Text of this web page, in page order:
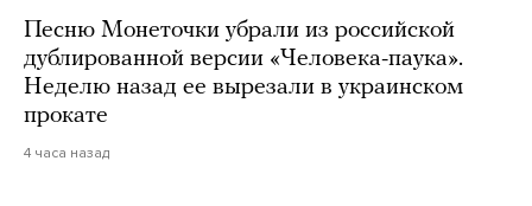
Песню Монеточки убрали из российской
дублированной версии «Человека-паука».
Неделю назад ее вырезали в украинском
прокате
4 часа назад